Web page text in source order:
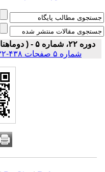
دوره ۲۲، شماره ۵ - ( دوماهنامه آذر-دي ۱۳۹۰ )
شماره ۵ صفحات ۴۳۸-۴۳۲